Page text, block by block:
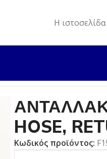
Η
HOSE,
Κωδικός προϊόντος: